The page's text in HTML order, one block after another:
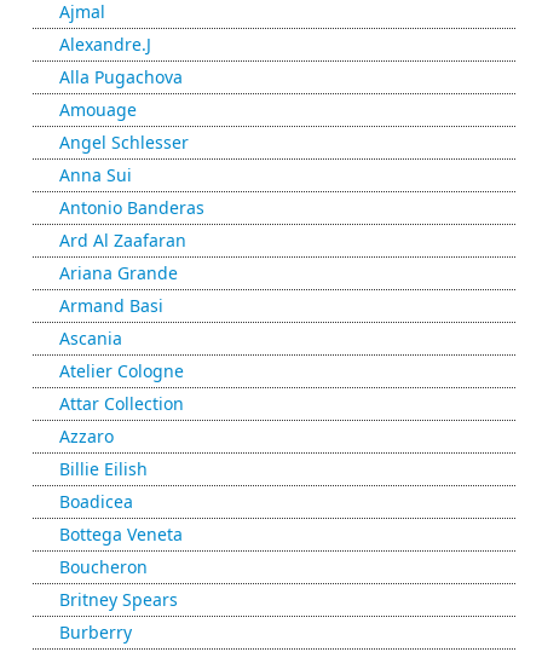
Ajmal
Alexandre.J
Alla Pugachova
Amouage
Angel Schlesser
Anna Sui
Antonio Banderas
Ard Al Zaafaran
Ariana Grande
Armand Basi
Ascania
Atelier Cologne
Attar Collection
Azzaro
Billie Eilish
Boadicea
Bottega Veneta
Boucheron
Britney Spears
Burberry